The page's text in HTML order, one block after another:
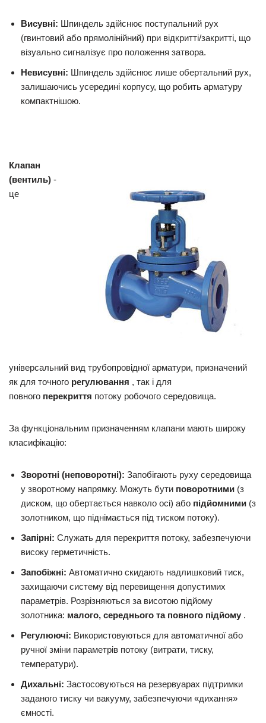
Висувні: Шпиндель здійснює поступальний рух
(гвинтовий або прямолінійний) при відкритті/закритті, що
візуально сигналізує про положення затвора.
Невисувні: Шпиндель здійснює лише обертальний рух,
залишаючись усередині корпусу, що робить арматуру
компактнішою.
Клапан
(вентиль) -
це
універсальний вид трубопровідної арматури, призначений
як для точного регулювання , так і для
повного перекриття потоку робочого середовища.
За функціональним призначенням клапани мають широку
класифікацію:
Зворотні (неповоротні): Запобігають руху середовища
у зворотному напрямку. Можуть бути поворотними (з
диском, що обертається навколо осі) або підйомними (з
золотником, що піднімається під тиском потоку).
Запірні: Служать для перекриття потоку, забезпечуючи
високу герметичність.
Запобіжні: Автоматично скидають надлишковий тиск,
захищаючи систему від перевищення допустимих
параметрів. Розрізняються за висотою підйому
золотника: малого, середнього та повного підйому .
Регулюючі: Використовуються для автоматичної або
ручної зміни параметрів потоку (витрати, тиску,
температури).
Дихальні: Застосовуються на резервуарах підтримки
заданого тиску чи вакууму, забезпечуючи «дихання»
ємності.